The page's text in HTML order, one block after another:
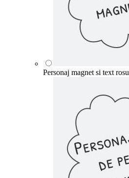
Personaj magnet si text rosu